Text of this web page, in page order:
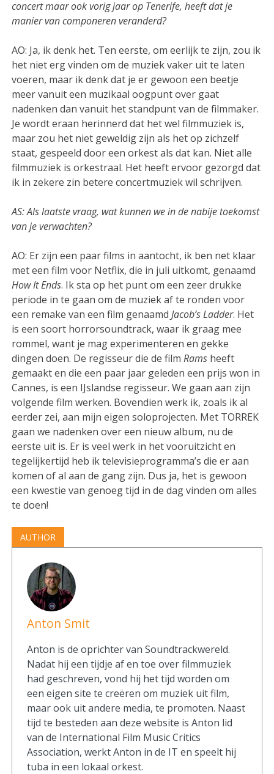
concert maar ook vorig jaar op Tenerife, heeft dat je
manier van componeren veranderd?
AO: Ja, ik denk het. Ten eerste, om eerlijk te zijn, zou ik
het niet erg vinden om de muziek vaker uit te laten
voeren, maar ik denk dat je er gewoon een beetje
meer vanuit een muzikaal oogpunt over gaat
nadenken dan vanuit het standpunt van de filmmaker.
Je wordt eraan herinnerd dat het wel filmmuziek is,
maar zou het niet geweldig zijn als het op zichzelf
staat, gespeeld door een orkest als dat kan. Niet alle
filmmuziek is orkestraal. Het heeft ervoor gezorgd dat
ik in zekere zin betere concertmuziek wil schrijven.
AS: Als laatste vraag, wat kunnen we in de nabije toekomst
van je verwachten?
AO: Er zijn een paar films in aantocht, ik ben net klaar
met een film voor Netflix, die in juli uitkomt, genaamd
How It Ends. Ik sta op het punt om een zeer drukke
periode in te gaan om de muziek af te ronden voor
een remake van een film genaamdJacob’s Ladder. Het
is een soort horrorsoundtrack, waar ik graag mee
rommel, want je mag experimenteren en gekke
dingen doen. De regisseur die de filmRams heeft
gemaakt en die een paar jaar geleden een prijs won in
Cannes, is een IJslandse regisseur. We gaan aan zijn
volgende film werken. Bovendien werk ik, zoals ik al
eerder zei, aan mijn eigen soloprojecten. Met TORREK
gaan we nadenken over een nieuw album, nu de
eerste uit is. Er is veel werk in het vooruitzicht en
tegelijkertijd heb ik televisieprogramma’s die er aan
komen of al aan de gang zijn. Dus ja, het is gewoon
een kwestie van genoeg tijd in de dag vinden om alles
te doen!
AUTHOR
Anton Smit
Anton is de oprichter van Soundtrackwereld.
Nadat hij een tijdje af en toe over filmmuziek
had geschreven, vond hij het tijd worden om
een eigen site te creëren om muziek uit film,
maar ook uit andere media, te promoten. Naast
tijd te besteden aan deze website is Anton lid
van de International Film Music Critics
Association, werkt Anton in de IT en speelt hij
tuba in een lokaal orkest.